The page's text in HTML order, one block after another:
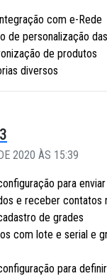
com e-Rede
de personalização
de produtos
diversos
2020 ÀS 15:39
para
e receber contatos
de grades
com lote e serial e
para